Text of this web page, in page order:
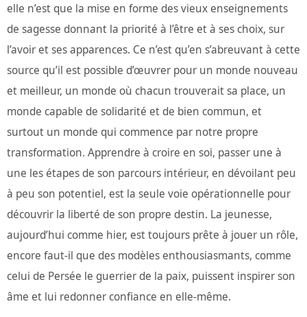
elle n’est que la mise en forme des vieux enseignements
de sagesse donnant la priorité à l’être et à ses choix, sur
l’avoir et ses apparences. Ce n’est qu’en s’abreuvant à cette
source qu’il est possible d’œuvrer pour un monde nouveau
et meilleur, un monde où chacun trouverait sa place, un
monde capable de solidarité et de bien commun, et
surtout un monde qui commence par notre propre
transformation. Apprendre à croire en soi, passer une à
une les étapes de son parcours intérieur, en dévoilant peu
à peu son potentiel, est la seule voie opérationnelle pour
découvrir la liberté de son propre destin. La jeunesse,
aujourd’hui comme hier, est toujours prête à jouer un rôle,
encore faut-il que des modèles enthousiasmants, comme
celui de Persée le guerrier de la paix, puissent inspirer son
âme et lui redonner confiance en elle-même.